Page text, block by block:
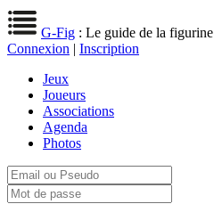
G-Fig : Le guide de la figurine
Connexion | Inscription
Jeux
Joueurs
Associations
Agenda
Photos